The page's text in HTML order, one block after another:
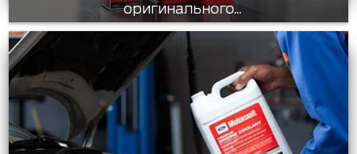
оригинального...